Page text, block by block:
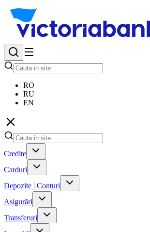
RO
RU
EN
Credite
Carduri
Depozite | Conturi
Asigurări
Transferuri